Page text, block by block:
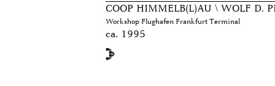
COOP HIMMELB(L)AU \ WOLF D.
Workshop Flughafen Frankfurt Terminal
ca. 1995